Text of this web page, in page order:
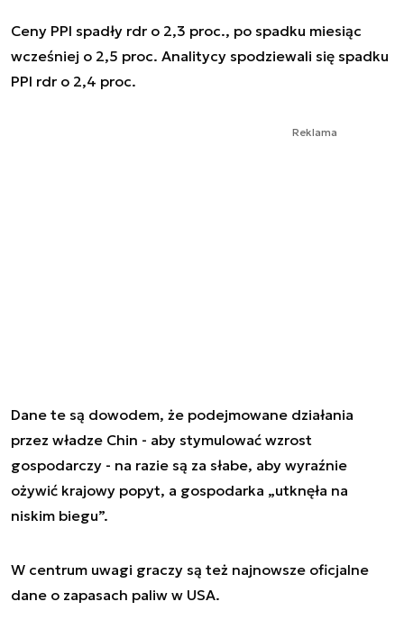
Ceny PPI spadły rdr o 2,3 proc., po spadku miesiąc
wcześniej o 2,5 proc. Analitycy spodziewali się spadku
PPI rdr o 2,4 proc.
Reklama
Dane te są dowodem, że podejmowane działania
przez władze Chin - aby stymulować wzrost
gospodarczy - na razie są za słabe, aby wyraźnie
ożywić krajowy popyt, a gospodarka „utknęła na
niskim biegu”.
W centrum uwagi graczy są też najnowsze oficjalne
dane o zapasach paliw w USA.